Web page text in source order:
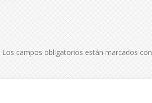
Los campos obligatorios están marcados con